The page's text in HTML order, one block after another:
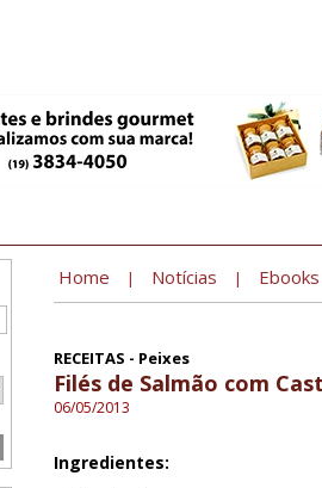
Home | Notícias | Ebooks
RECEITAS - Peixes
Filés de Salmão com
06/05/2013
Ingredientes: